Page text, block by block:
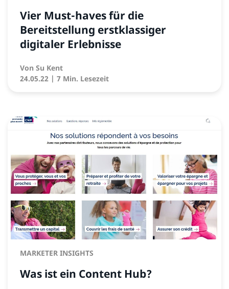
Vier Must-haves für die
Bereitstellung erstklassiger
digitaler Erlebnisse
Von Su Kent
24.05.22 | 7 Min. Lesezeit
MARKETER INSIGHTS
Was ist ein Content Hub?